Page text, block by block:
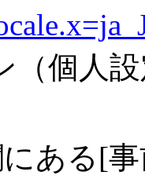
（個人
ある[